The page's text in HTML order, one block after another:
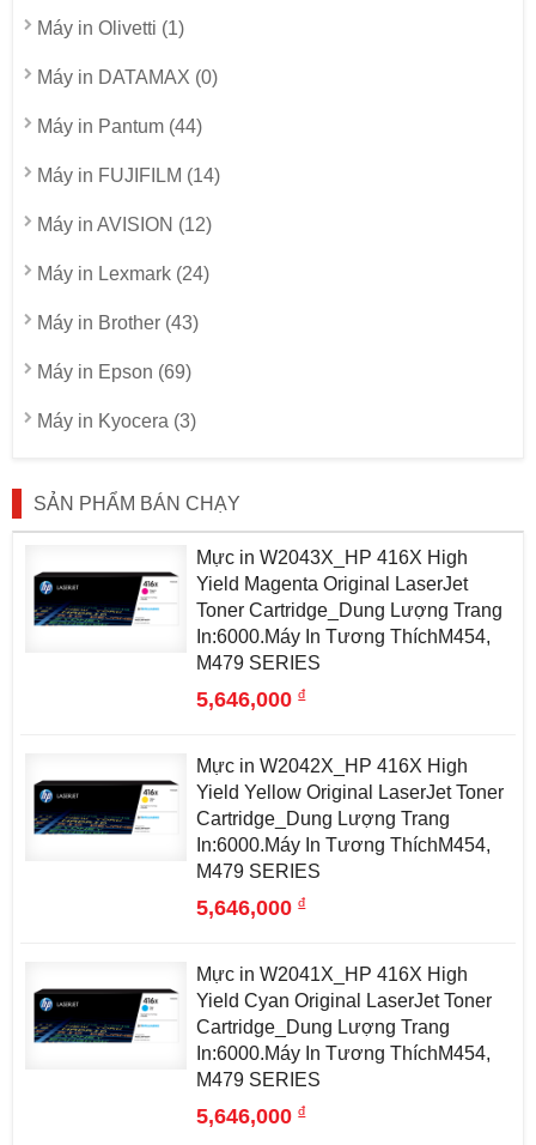
Máy in Olivetti (1)
Máy in DATAMAX (0)
Máy in Pantum (44)
Máy in FUJIFILM (14)
Máy in AVISION (12)
Máy in Lexmark (24)
Máy in Brother (43)
Máy in Epson (69)
Máy in Kyocera (3)
SẢN PHẨM BÁN CHẠY
Mực in W2043X_HP 416X High
Yield Magenta Original LaserJet
Toner Cartridge_Dung Lượng Trang
In:6000.Máy In Tương ThíchM454,
M479 SERIES
5,646,000đ
Mực in W2042X_HP 416X High
Yield Yellow Original LaserJet Toner
Cartridge_Dung Lượng Trang
In:6000.Máy In Tương ThíchM454,
M479 SERIES
5,646,000đ
Mực in W2041X_HP 416X High
Yield Cyan Original LaserJet Toner
Cartridge_Dung Lượng Trang
In:6000.Máy In Tương ThíchM454,
M479 SERIES
5,646,000đ